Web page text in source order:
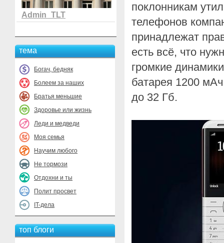
Admin_TLT
тема
Богач, бедняк
Болеем за наших
Братья меньшие
Здоровье или жизнь
Леди и медведи
Моя семья
Научим любого
Не тормози
Отдохни и ты
Полит просвет
IT-дела
топ блоги
поклонникам
телефонов
принадлежат
есть всё, что
громкие
батарея 1200
до 32 Гб.